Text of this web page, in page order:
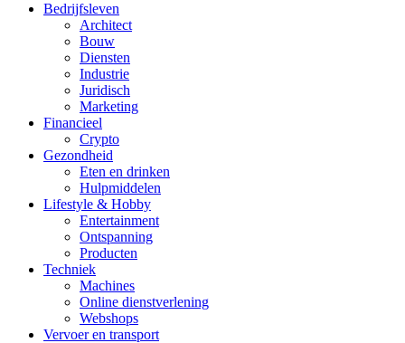
Bedrijfsleven
Architect
Bouw
Diensten
Industrie
Juridisch
Marketing
Financieel
Crypto
Gezondheid
Eten en drinken
Hulpmiddelen
Lifestyle & Hobby
Entertainment
Ontspanning
Producten
Techniek
Machines
Online dienstverlening
Webshops
Vervoer en transport